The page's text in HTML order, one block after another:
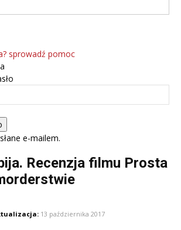
sprowadź pomoc
e-mailem.
Recenzja filmu Prosta
13 października 2017